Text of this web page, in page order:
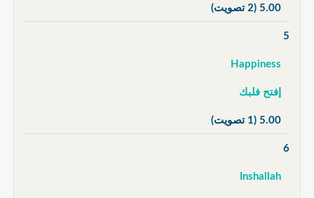
5.00 (2 تصويت)
5
Happiness
إفتح فلبك
5.00 (1 تصويت)
6
Inshallah